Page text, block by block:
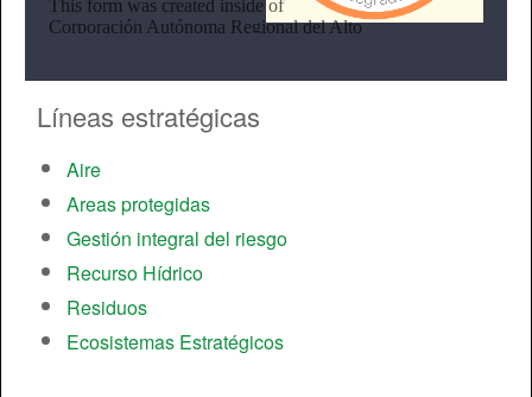
Líneas estratégicas
Aire
Areas protegidas
Gestión integral del riesgo
Recurso Hídrico
Residuos
Ecosistemas Estratégicos